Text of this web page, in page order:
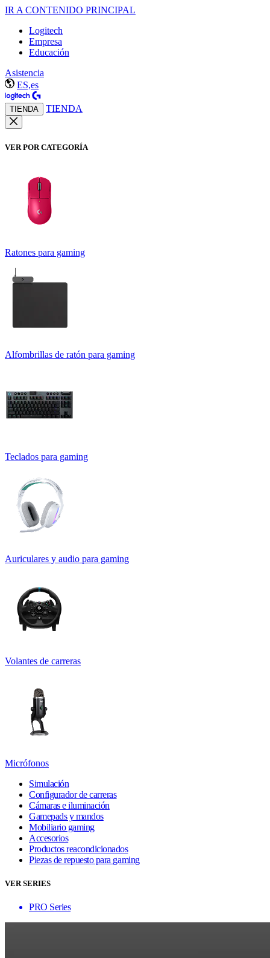
IR A CONTENIDO PRINCIPAL
Logitech
Empresa
Educación
Asistencia
ES,es
TIENDA TIENDA
VER POR CATEGORÍA
Ratones para gaming
Alfombrillas de ratón para gaming
Teclados para gaming
Auriculares y audio para gaming
Volantes de carreras
Micrófonos
Simulación
Configurador de carreras
Cámaras e iluminación
Gamepads y mandos
Mobiliario gaming
Accesorios
Productos reacondicionados
Piezas de repuesto para gaming
VER SERIES
PRO Series